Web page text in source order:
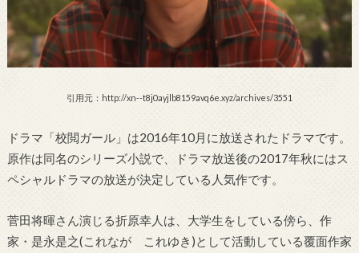
引用元：http://xn--t8j0ayjlb8159avq6e.xyz/archives/3551
ドラマ「校閲ガール」は2016年10月に放送されたドラマです。
原作は同名のシリーズ小説で、ドラマ放送後の2017年秋にはス
ペシャルドラマの放送が決定している人気作です。
菅田将暉さん演じる折原幸人は、大学生をしている傍ら、作
家・是永是之(これなが これゆき)として活動している覆面作家